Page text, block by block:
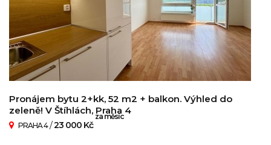
Pronájem bytu 2+kk, 52 m2 + balkon. Výhled do
zeleně! V Štíhlách, Praha 4
PRAHA 4/23 000 Kč
za měsíc